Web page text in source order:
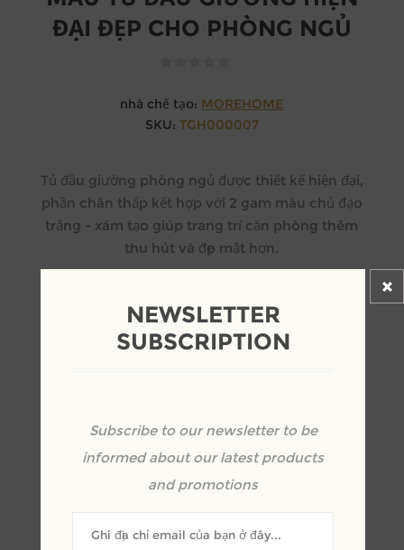
ĐẠI ĐẸP CHO PHÒNG NGỦ
nhà chế tạo: MOREHOME
SKU: TGH000007
Tủ đầu giường phòng ngủ được thiết kế hiện đại,
phần chân thấp kết hợp với 2 gam màu chủ đạo
trắng - xám tạo giúp trang trí căn phòng thêm
thu hút và đẹp mắt hơn.
Kêu gọi định giá
+
NEWSLETTER
SUBSCRIPTION
Subscribe to our newsletter to be
informed about our latest products
and promotions